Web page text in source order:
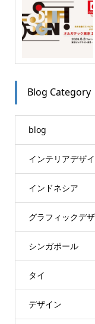
Blog Category
blog
インテリアデザ
インドネシア
グラフィックデ
シンガポール
タイ
デザイン